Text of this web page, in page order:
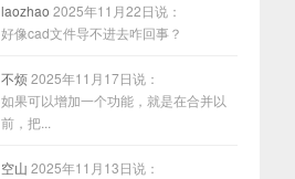
laozhao 2025年11月22日说：
好像cad文件导不进去咋回事？
不烦2025年11月17日说：
如果可以增加一个功能，就是在合并以
前，把...
空山 2025年11月13日说：